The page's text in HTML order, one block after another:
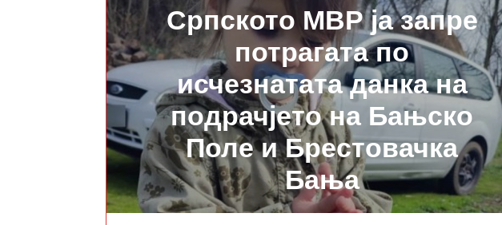
Српското МВР ја запре
потрагата по
исчезнатата данка на
подрачјето на Бањско
Поле и Брестовачка
Бања